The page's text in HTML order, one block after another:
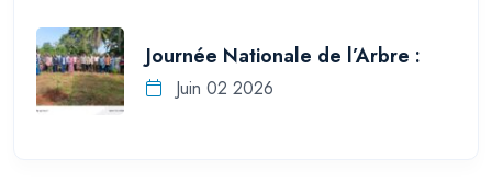
Journée Nationale de l’Arbre :
Juin 02 2026